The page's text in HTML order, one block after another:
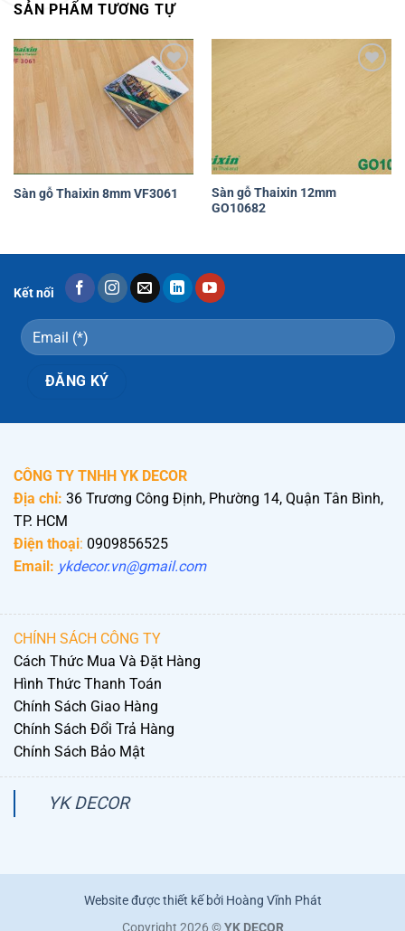
SẢN PHẨM TƯƠNG TỰ
Yêu
thích
Sàn gỗ Thaixin 8mm VF3061
Sàn gỗ Thaixin 12mm
GO10682
Kết nối
CÔNG TY TNHH YK DECOR
Địa chỉ: 36 Trương Công Định, Phường 14, Quận Tân Bình,
TP. HCM
Điện thoại: 0909856525
Email: ykdecor.vn@gmail.com
CHÍNH SÁCH CÔNG TY
Cách Thức Mua Và Đặt Hàng
Hình Thức Thanh Toán
Chính Sách Giao Hàng
Chính Sách Đổi Trả Hàng
Chính Sách Bảo Mật
YK DECOR
Website được thiết kế bởi Hoàng Vĩnh Phát